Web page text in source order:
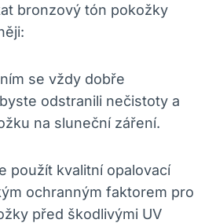
bronzový tón pokožky
se vždy dobře
odstranili nečistoty a
na sluneční záření.
použít kvalitní opalovací
ochranným faktorem pro
před škodlivými UV